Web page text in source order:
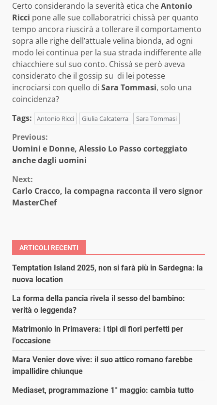
Certo considerando la severità etica cheAntonio
Ricci pone alle sue collaboratrici chissà per quanto
tempo ancora riuscirà a tollerare il comportamento
sopra alle righe dell’attuale velina bionda, ad ogni
modo lei continua per la sua strada indifferente alle
chiacchiere sul suo conto. Chissà se però aveva
considerato che il gossip su di lei potesse
incrociarsi con quello di Sara Tommasi, solo una
coincidenza?
Tags:
Antonio Ricci Giulia Calcaterra Sara Tommasi
Continue
Reading
Previous:
Uomini e Donne, Alessio Lo Passo corteggiato
anche dagli uomini
Next:
Carlo Cracco, la compagna racconta il vero signor
MasterChef
ARTICOLI RECENTI
Temptation Island 2025, non si farà più in Sardegna: la
nuova location
La forma della pancia rivela il sesso del bambino:
verità o leggenda?
Matrimonio in Primavera: i tipi di fiori perfetti per
l’occasione
Mara Venier dove vive: il suo attico romano farebbe
impallidire chiunque
Mediaset, programmazione 1° maggio: cambia tutto